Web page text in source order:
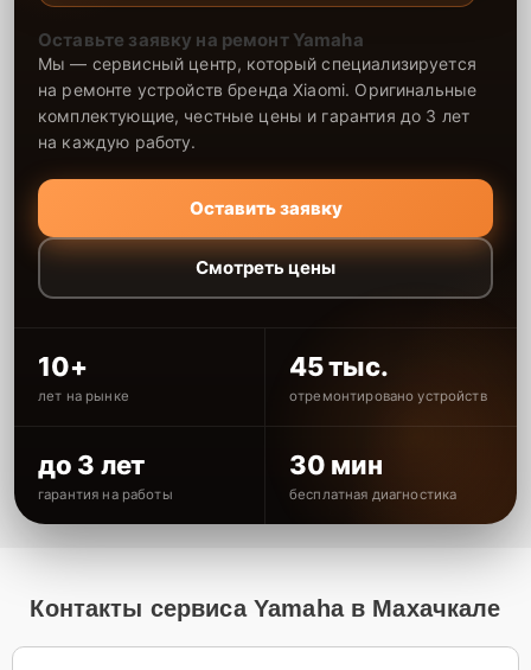
Оставьте заявку на ремонт Yamaha
Мы — сервисный центр, который специализируется
на ремонте устройств бренда Xiaomi. Оригинальные
комплектующие, честные цены и гарантия до 3 лет
на каждую работу.
Оставить заявку
Смотреть цены
10+
лет на рынке
45 тыс.
отремонтировано устройств
до 3 лет
гарантия на работы
30 мин
бесплатная диагностика
Контакты сервиса Yamaha в Махачкале